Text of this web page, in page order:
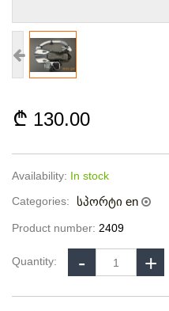
130.00
Availability: In stock
Categories:
სპორტი en
Product number: 2409
Quantity: